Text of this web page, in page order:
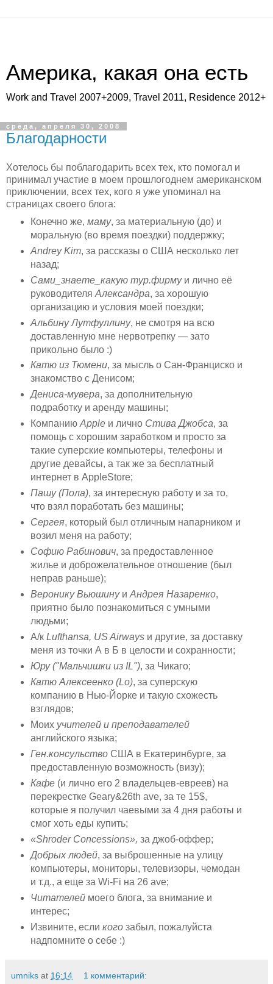
Америка, какая она есть
Work and Travel 2007+2009, Travel 2011, Residence 2012+
среда, апреля 30, 2008
Благодарности
Хотелось бы поблагодарить всех тех, кто помогал и
принимал участие в моем прошлогоднем американском
приключении, всех тех, кого я уже упоминал на
страницах своего блога:
Конечно же, маму, за материальную (до) и
моральную (во время поездки) поддержку;
Andrey Kim, за рассказы о США несколько лет
назад;
Сами_знаете_какую тур.фирмуи лично её
руководителя Александра, за хорошую
организацию и условия моей поездки;
Альбину Лутфуллину, не смотря на всю
доставленную мне нервотрепку — зато
прикольно было :)
Катю из Тюмени, за мысль о Сан-Франциско и
знакомство с Денисом;
Дениса-мувера, за дополнительную
подработку и аренду машины;
Компанию Appleи лично Стива Джобса, за
помощь с хорошим заработком и просто за
такие суперские компьютеры, телефоны и
другие девайсы, а так же за бесплатный
интернет в AppleStore;
Пашу (Пола), за интересную работу и за то,
что взял поработать без машины;
Сергея, который был отличным напарником и
возил меня на работу;
Софию Рабинович, за предоставленное
жилье и доброжелательное отношение (был
неправ раньше);
Веронику Вьюшинуи Андрея Назаренко,
приятно было познакомиться с умными
людьми;
А/к Lufthansa, US Airwaysи другие, за доставку
меня из точки А в Б в целости и сохранности;
Юру ("Мальчишки из IL"), за Чикаго;
Катю Алексеенко (Lo), за суперскую
компанию в Нью-Йорке и такую схожесть
взглядов;
Моих учителей и преподавателей
английского языка;
Ген.консульствоСША в Екатеринбурге, за
предоставленную возможность (визу);
Кафе(и лично его 2 владельцев-евреев) на
перекрестке Geary&26th ave, за те 15$,
которые я получил чаевыми за 4 дня работы и
смог хоть еды купить;
«Shroder Concessions», за джоб-оффер;
Добрых людей, за выброшенные на улицу
компьютеры, мониторы, телевизоры, чемодан
и т.д., а еще за Wi-Fi на 26 ave;
Читателеймоего блога, за внимание и
интерес;
Извините, если когозабыл, пожалуйста
надпомните о себе :)
umniks at 16:14 1 комментарий: